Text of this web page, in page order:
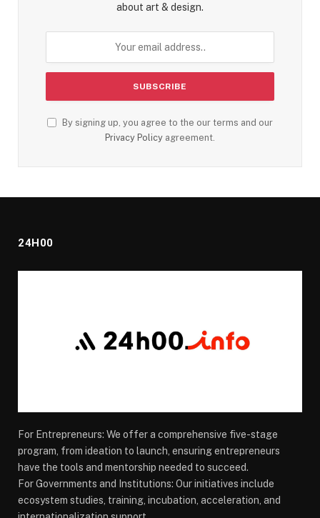
about art & design.
By signing up, you agree to the our terms and our
Privacy Policy agreement.
24H00
For Entrepreneurs: We offer a comprehensive five-stage
program, from ideation to launch, ensuring entrepreneurs
have the tools and mentorship needed to succeed.
For Governments and Institutions: Our initiatives include
ecosystem studies, training, incubation, acceleration, and